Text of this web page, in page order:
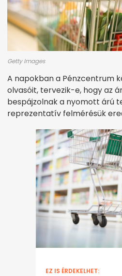
Getty Images
A napokban a Pénzcentrum
olvasóit, tervezik-e, hogy az
bespájzolnak a nyomott árú
reprezentatív felmérésük
EZ IS ÉRDEKELHET: